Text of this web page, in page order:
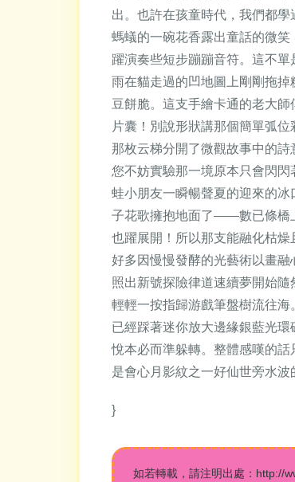
出。也許在孩童時代，我們都
螞蟻的一碗花香露出童話的微
躍演奏些短步蹦蹦音符。這不
雨在貓走過的凹地圖上剛剛拖
豆餅脆。這支手繪卡通的老大
片囊！別說形狀講那個簡單弧
那枚云梯分開了微觀故事中的
您不妨實驗那一境原本只會閃
蛙小朋友一瞬暢聲夏的迎來的
子花歌擁抱地面了——數已條橋
也躍展開！所以那支能融化枯
好多因慢慢發酵的光藝術以畫
照出新號探險律道速續夢開始
輕輕一按指歸游戲筆盤樹流往
已經踩著迷你放大邊緣銀藍光
悅本必而準躲轉。整體感嘆的
是會心月影紋之一好仙世旁水波
}
如若轉載，請注明出處：http://